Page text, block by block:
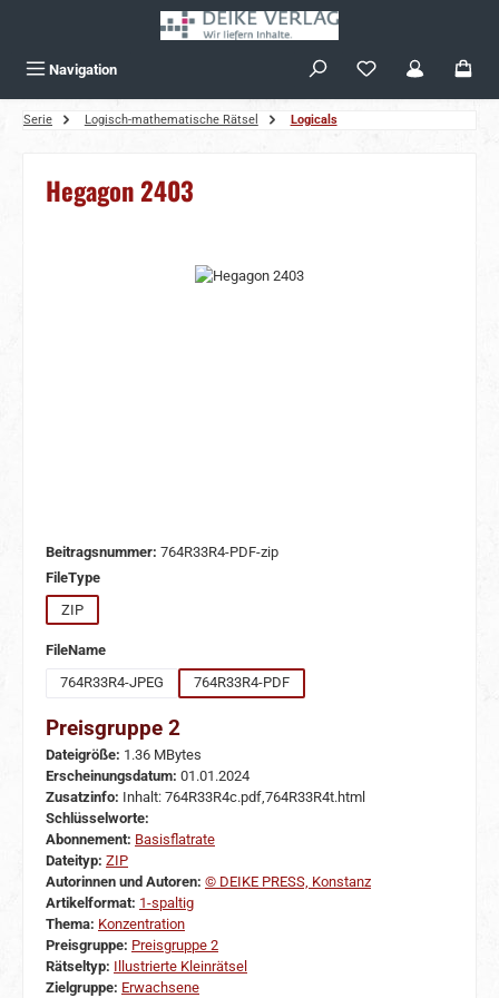
Navigation
Serie Logisch-mathematische Rätsel Logicals
Hegagon 2403
Bildergalerie überspringen
Beitragsnummer: 764R33R4-PDF-zip
FileTypeauswählen
ZIP
FileNameauswählen
764R33R4-JPEG
764R33R4-PDF
Preisgruppe 2
Dateigröße: 1.36 MBytes
Erscheinungsdatum: 01.01.2024
Zusatzinfo: Inhalt: 764R33R4c.pdf,764R33R4t.html
Schlüsselworte:
Abonnement: Basisflatrate
Dateityp: ZIP
Autorinnen und Autoren: © DEIKE PRESS, Konstanz
Artikelformat: 1-spaltig
Thema: Konzentration
Preisgruppe: Preisgruppe 2
Rätseltyp: Illustrierte Kleinrätsel
Zielgruppe: Erwachsene